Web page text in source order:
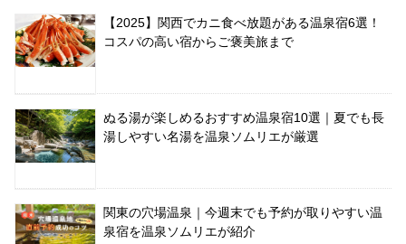
【2025】関西でカニ食べ放題がある温泉宿6選！
コスパの高い宿からご褒美旅まで
ぬる湯が楽しめるおすすめ温泉宿10選｜夏でも長
湯しやすい名湯を温泉ソムリエが厳選
関東の穴場温泉｜今週末でも予約が取りやすい温
泉宿を温泉ソムリエが紹介